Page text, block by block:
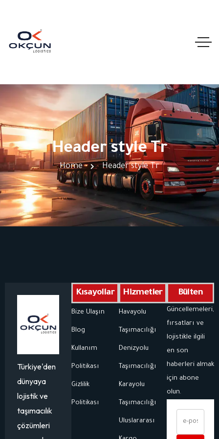
Header style Tr
Home Header style Tr
Türkiye'den
dünyaya
lojistik ve
taşımacılık
çözümleri
Kısayollar
Bize Ulaşın
Blog
Kullanım
Politikası
Gizlilik
Politikası
Hizmetler
Havayolu
Taşımacılığı
Denizyolu
Taşımacılığı
Karayolu
Taşımacılığı
Uluslararası
Bülten
Güncellemeleri,
fırsatları ve
lojistikle ilgili
en son
haberleri almak
için abone
olun.